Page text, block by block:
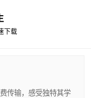
下载
传输，感受独特其学